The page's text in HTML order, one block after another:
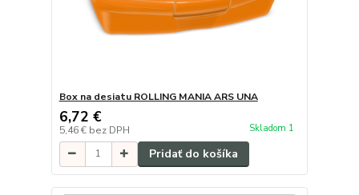
Box na desiatu ROLLING MANIA ARS UNA
6,72 €
5,46 € bez DPH Skladom 1
Pridať do košíka